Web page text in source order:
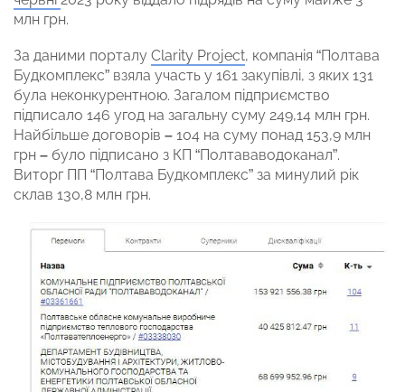
млн грн.
За даними порталу Clarity Project, компанія “Полтава
Будкомплекс” взяла участь у 161 закупівлі, з яких 131
була неконкурентною. Загалом підприємство
підписало 146 угод на загальну суму 249,14 млн грн.
Найбільше договорів – 104 на суму понад 153,9 млн
грн – було підписано з КП “Полтававодоканал”.
Виторг ПП “Полтава Будкомплекс” за минулий рік
склав 130,8 млн грн.